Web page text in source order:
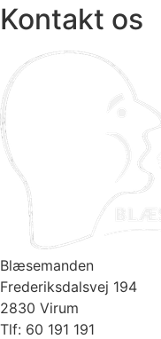
Kontakt os
Blæsemanden
Frederiksdalsvej 194
2830 Virum
Tlf: 60 191 191